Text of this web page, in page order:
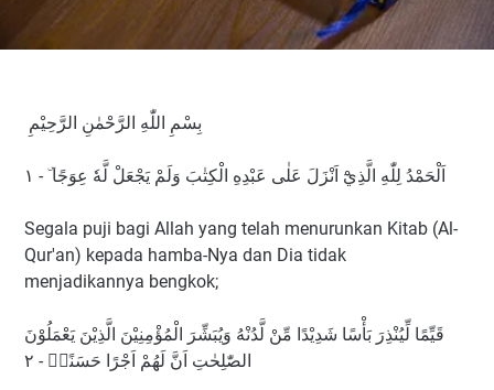
بِسْمِ اللّٰهِ الرَّحْمٰنِ الرَّحِيْمِ
اَلْحَمْدُ لِلّٰهِ الَّذِيْٓ اَنْزَلَ عَلٰى عَبْدِهِ الْكِتٰبَ وَلَمْ يَجْعَلْ لَّهٗ عِوَجًا ۜ - ١
Segala puji bagi Allah yang telah menurunkan Kitab (Al-
Qur'an) kepada hamba-Nya dan Dia tidak
menjadikannya bengkok;
قَيِّمًا لِّيُنْذِرَ بَأْسًا شَدِيْدًا مِّنْ لَّدُنْهُ وَيُبَشِّرَ الْمُؤْمِنِيْنَ الَّذِيْنَ يَعْمَلُوْنَ
الصّٰلِحٰتِ اَنَّ لَهُمْ اَجْرًا حَسَنًاۙ - ٢